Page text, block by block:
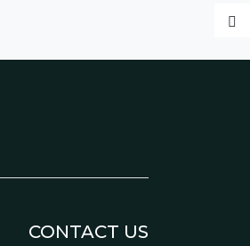
CONTACT US